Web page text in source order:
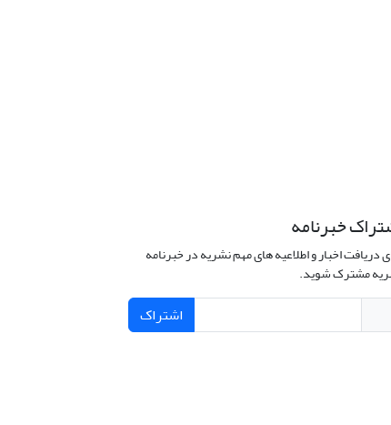
خبرنامه
دریافت اخبار و اطلاعیه های مهم نشریه در خبرنامه
مشترک شوید.
اشتراک